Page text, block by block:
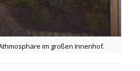
im großen Innenhof.